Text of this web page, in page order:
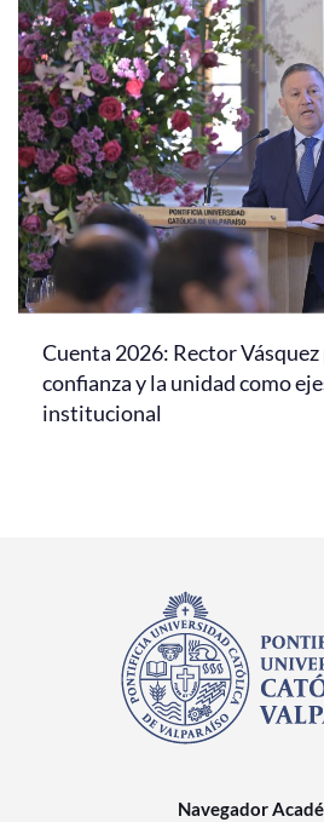
Cuenta 2026: Rector
confianza y la unidad como
institucional
Navegador